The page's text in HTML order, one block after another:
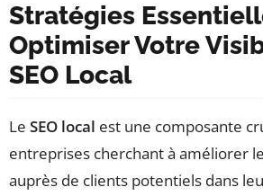
Stratégies
Optimiser Votre
SEO Local
Le SEO local est une composante
entreprises cherchant à améliorer
auprès de clients potentiels dans